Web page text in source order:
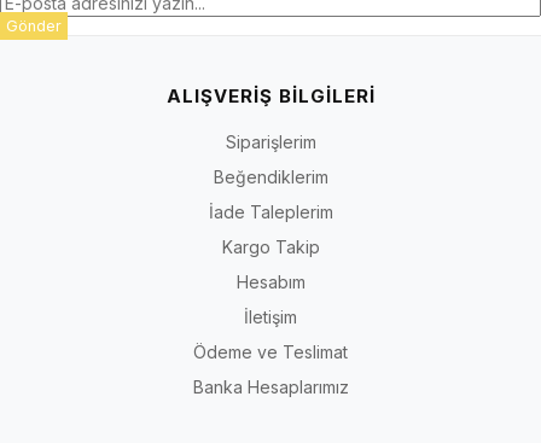
Gönder
ALIŞVERİŞ BİLGİLERİ
Siparişlerim
Beğendiklerim
İade Taleplerim
Kargo Takip
Hesabım
İletişim
Ödeme ve Teslimat
Banka Hesaplarımız